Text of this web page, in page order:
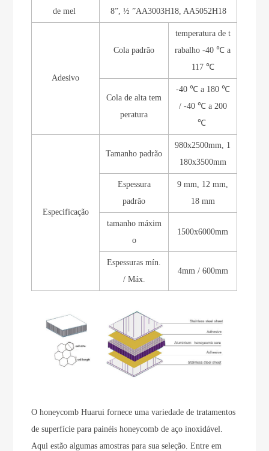
de mel 8”, ½ ”AA3003H18, AA5052H18
Adesivo
Cola padrão
temperatura de t
rabalho -40 ℃ a
117 ℃
Cola de alta tem
peratura
-40 ℃ a 180 ℃
/ -40 ℃ a 200
℃
Especificação
Tamanho padrão
980x2500mm, 1
180x3500mm
Espessura
padrão
9 mm, 12 mm,
18 mm
tamanho máxim
o
1500x6000mm
Espessuras mín.
/ Máx.
4mm / 600mm
O honeycomb Huarui fornece uma variedade de tratamentos
de superfície para painéis honeycomb de aço inoxidável.
Aqui estão algumas amostras para sua seleção. Entre em